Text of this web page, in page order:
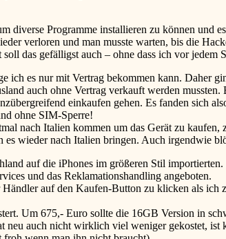
diverse Programme installieren zu können
verloren und man musste warten, bis die
das gefälligst auch – ohne dass ich vor jedem
ich es nur mit Vertrag bekommen kann. Daher
auch ohne Vertrag verkauft werden
einkaufen gehen. Es fanden sich
ohne SIM-Sperre!
nach Italien kommen um das Gerät zu
es wieder nach Italien bringen. Auch irgendwie
auf die iPhones im größeren Stil
und das Reklamationshandling angeboten.
auf den Kaufen-Button zu klicken als ich
Um 675,- Euro sollte die 16GB Version in
auch nicht wirklich viel weniger gekostet,